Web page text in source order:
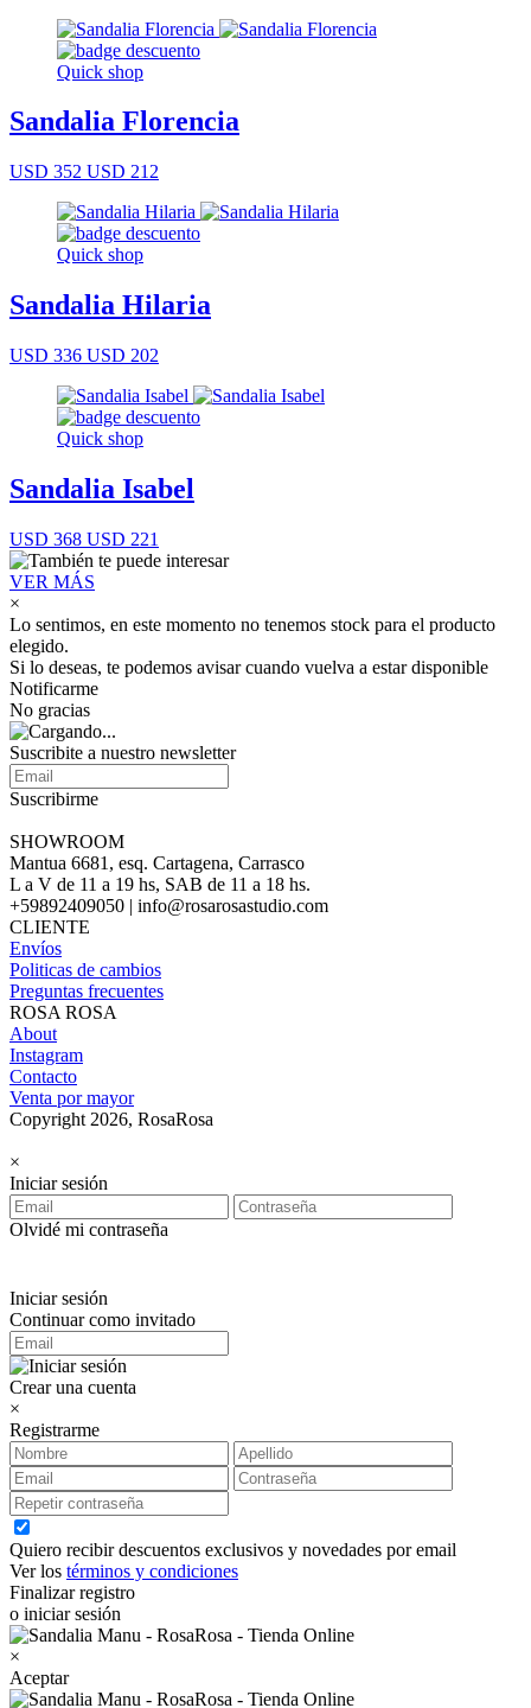
Quick shop
Sandalia Florencia
USD 352 USD 212
Quick shop
Sandalia Hilaria
USD 336 USD 202
Quick shop
Sandalia Isabel
USD 368 USD 221
VER MÁS
×
Lo sentimos, en este momento no tenemos stock para el producto
elegido.
Si lo deseas, te podemos avisar cuando vuelva a estar disponible
Notificarme
No gracias
Suscribite a nuestro newsletter
Suscribirme
SHOWROOM
Mantua 6681, esq. Cartagena, Carrasco
L a V de 11 a 19 hs, SAB de 11 a 18 hs.
+59892409050 | info@rosarosastudio.com
CLIENTE
Envíos
Politicas de cambios
Preguntas frecuentes
ROSA ROSA
About
Instagram
Contacto
Venta por mayor
Copyright 2026, RosaRosa
×
Iniciar sesión
Olvidé mi contraseña
Iniciar sesión
Continuar como invitado
Crear una cuenta
×
Registrarme
Quiero recibir descuentos exclusivos y novedades por email
Ver los términos y condiciones
Finalizar registro
o iniciar sesión
×
Aceptar